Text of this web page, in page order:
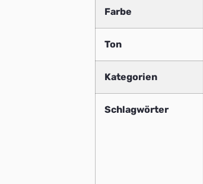
Farbe
Ton
Kategorien
Schlagwörter